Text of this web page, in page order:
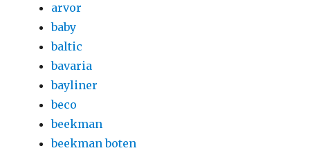
arvor
baby
baltic
bavaria
bayliner
beco
beekman
beekman boten